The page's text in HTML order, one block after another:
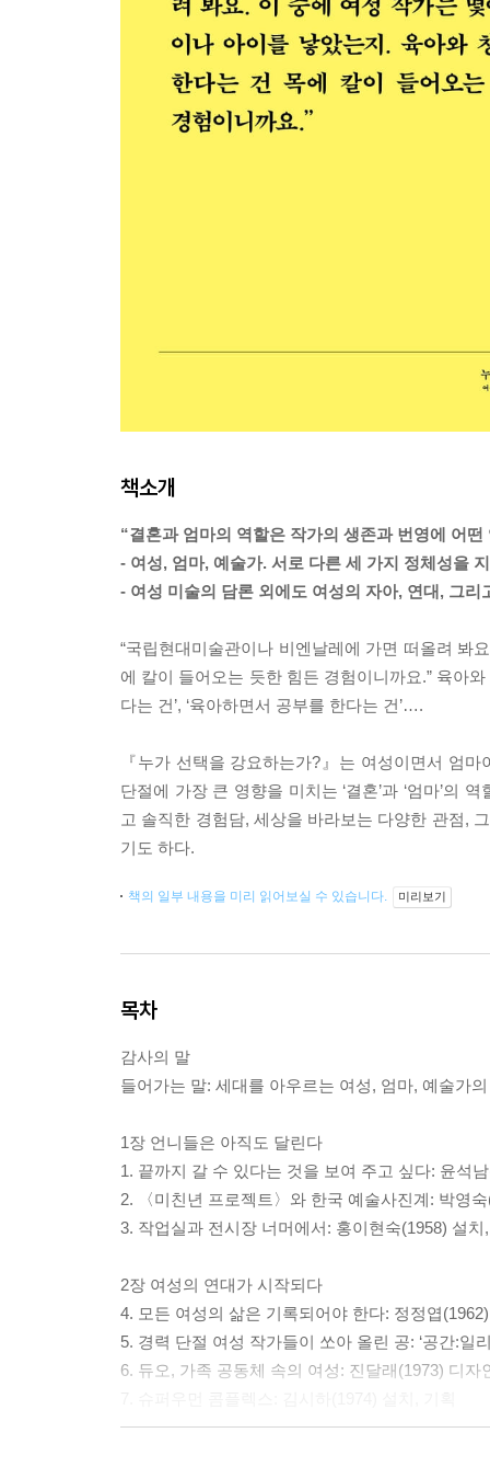
책소개
“결혼과 엄마의 역할은 작가의 생존과 번영에 어
- 여성, 엄마, 예술가. 서로 다른 세 가지 정체성을
- 여성 미술의 담론 외에도 여성의 자아, 연대, 그리
“국립현대미술관이나 비엔날레에 가면 떠올려 봐
에 칼이 들어오는 듯한 힘든 경험이니까요.” 육아
다는 건’, ‘육아하면서 공부를 한다는 건’….
『누가 선택을 강요하는가?』는 여성이면서 엄
단절에 가장 큰 영향을 미치는 ‘결혼’과 ‘엄마’의
고 솔직한 경험담, 세상을 바라보는 다양한 관점,
기도 하다.
책의 일부 내용을 미리 읽어보실 수 있습니다. 미리보기
목차
감사의 말
들어가는 말: 세대를 아우르는 여성, 엄마, 예술가
1장 언니들은 아직도 달린다
1. 끝까지 갈 수 있다는 것을 보여 주고 싶다: 윤석
2. 〈미친년 프로젝트〉와 한국 예술사진계: 박영
3. 작업실과 전시장 너머에서: 홍이현숙(1958) 설치
2장 여성의 연대가 시작되다
4. 모든 여성의 삶은 기록되어야 한다: 정정엽
5. 경력 단절 여성 작가들이 쏘아 올린 공: ‘공간:일
6. 듀오, 가족 공동체 속의 여성: 진달래(1973) 디자